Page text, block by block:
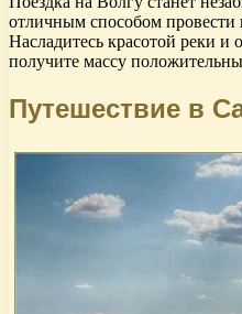
отличным способом провести
Насладитесь красотой реки
получите массу
Путешествие в